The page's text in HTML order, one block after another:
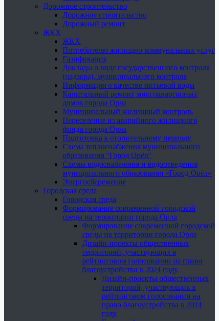
Дорожное строительство
Дорожное строительство
Дорожный ремонт
ЖКХ
ЖКХ
Потребителю жилищно-коммунальных услуг
Газификация
Доклады о виде государственного контроля
(надзора), муниципального контроля
Информация о качестве питьевой воды
Капитальный ремонт многоквартирных
домов города Орла
Муниципальный жилищный контроль
Переселение из аварийного жилищного
фонда города Орла
Подготовка к отопительному периоду
Схема теплоснабжения муниципального
образования "Город Орёл"
Схемы водоснабжения и водоотведения
муниципального образования «Город Орёл»
Энергосбережение
Городская среда
Городская среда
Формирование современной городской
среды на территории города Орла
Формирование современной городской
среды на территории города Орла
Дизайн-проекты общественных
территорий, участвующих в
рейтинговом голосовании на право
благоустройства в 2024 году
Дизайн-проекты общественных
территорий, участвующих в
рейтинговом голосовании на
право благоустройства в 2024
году